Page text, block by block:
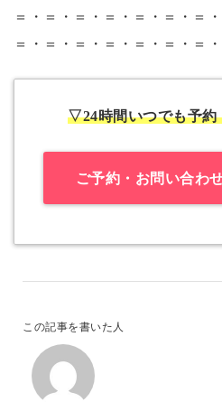
＝・＝・＝・＝・＝・＝・＝
＝・＝・＝・＝・＝・＝・＝
▽24時間いつでも予
ご予約・お問い合わ
この記事を書いた人